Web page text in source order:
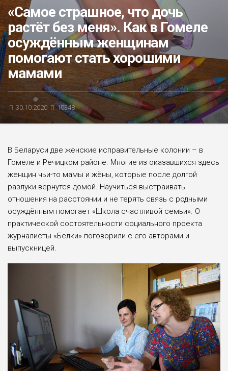
БЛИЦ-ОПРОС
АФИША
«Самое страшное, что дочь
растёт без меня». Как в Гомеле
осуждённым женщинам
помогают стать хорошими
мамами
30.10.2020 10348
В Беларуси две женские исправительные колонии – в
Гомеле и Речицком районе. Многие из оказавшихся здесь
женщин чьи-то мамы и жёны, которые после долгой
разлуки вернутся домой. Научиться выстраивать
отношения на расстоянии и не терять связь с родными
осуждённым помогает «Школа счастливой семьи». О
практической состоятельности социального проекта
журналисты «Белки» поговорили с его авторами и
выпускницей.